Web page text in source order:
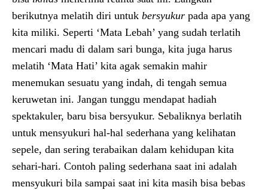
berikutnya melatih diri untuk bersyukur pada apa yang
kita miliki. Seperti ‘Mata Lebah’ yang sudah terlatih
mencari madu di dalam sari bunga, kita juga harus
melatih ‘Mata Hati’ kita agak semakin mahir
menemukan sesuatu yang indah, di tengah semua
keruwetan ini. Jangan tunggu mendapat hadiah
spektakuler, baru bisa bersyukur. Sebaliknya berlatih
untuk mensyukuri hal-hal sederhana yang kelihatan
sepele, dan sering terabaikan dalam kehidupan kita
sehari-hari. Contoh paling sederhana saat ini adalah
mensyukuri bila sampai saat ini kita masih bisa bebas